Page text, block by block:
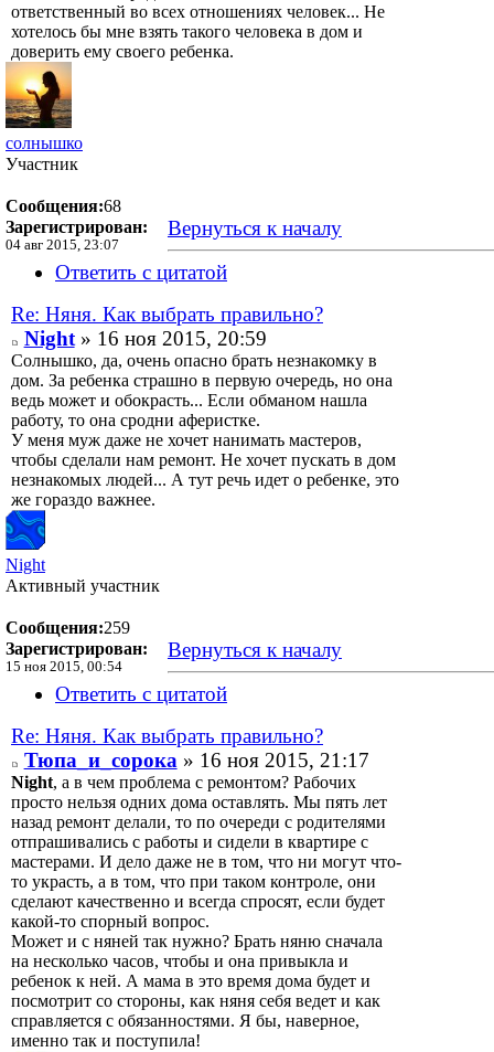
ответственный во всех отношениях человек... Не
хотелось бы мне взять такого человека в дом и
доверить ему своего ребенка.
солнышко
Участник
Сообщения:68
Зарегистрирован:
04 авг 2015, 23:07
Вернуться к началу
Ответить с цитатой
Re: Няня. Как выбрать правильно?
Night» 16 ноя 2015, 20:59
Солнышко, да, очень опасно брать незнакомку в
дом. За ребенка страшно в первую очередь, но она
ведь может и обокрасть... Если обманом нашла
работу, то она сродни аферистке.
У меня муж даже не хочет нанимать мастеров,
чтобы сделали нам ремонт. Не хочет пускать в дом
незнакомых людей... А тут речь идет о ребенке, это
же гораздо важнее.
Night
Активный участник
Сообщения:259
Зарегистрирован:
15 ноя 2015, 00:54
Вернуться к началу
Ответить с цитатой
Re: Няня. Как выбрать правильно?
Тюпа_и_сорока» 16 ноя 2015, 21:17
Night, а в чем проблема с ремонтом? Рабочих
просто нельзя одних дома оставлять. Мы пять лет
назад ремонт делали, то по очереди с родителями
отпрашивались с работы и сидели в квартире с
мастерами. И дело даже не в том, что ни могут что-
то украсть, а в том, что при таком контроле, они
сделают качественно и всегда спросят, если будет
какой-то спорный вопрос.
Может и с няней так нужно? Брать няню сначала
на несколько часов, чтобы и она привыкла и
ребенок к ней. А мама в это время дома будет и
посмотрит со стороны, как няня себя ведет и как
справляется с обязанностями. Я бы, наверное,
именно так и поступила!